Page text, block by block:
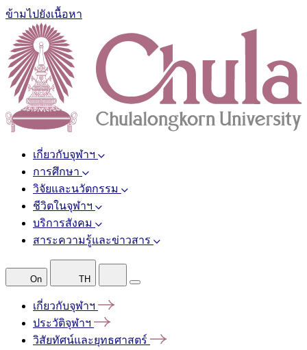
ข้ามไปยังเนื้อหา
เกี่ยวกับจุฬาฯ
การศึกษา
วิจัยและนวัตกรรม
ชีวิตในจุฬาฯ
บริการสังคม
สาระความรู้และข่าวสาร
On TH
เกี่ยวกับจุฬาฯ
ประวัติจุฬาฯ
วิสัยทัศน์และยุทธศาสตร์